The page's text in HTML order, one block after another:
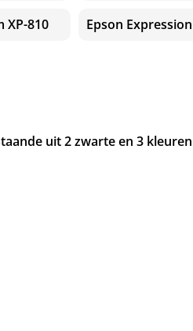
XP-810 Epson
uit 2 zwarte en 3